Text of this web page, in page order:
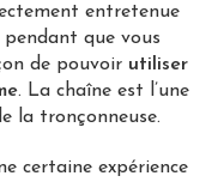
entretenue
pendant que vous
de pouvoir utiliser
. La chaîne est l’une
la tronçonneuse.
certaine expérience